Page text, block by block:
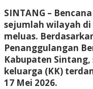
SINTANG –
sejumlah wilayah
meluas.
Penanggulangan
Kabupaten Sintang,
keluarga (KK)
17 Mei 2026.